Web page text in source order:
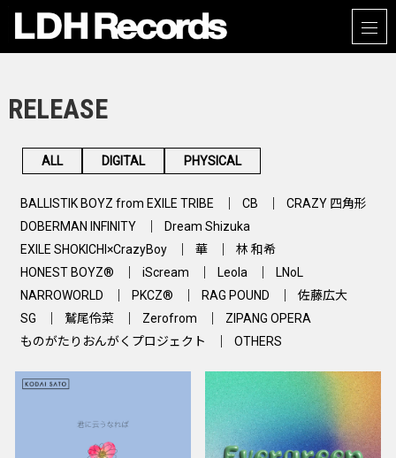
RELEASE
ALL DIGITAL PHYSICAL
BALLISTIK BOYZ from EXILE TRIBE CB
CRAZY 四角形
DOBERMAN INFINITY
Dream Shizuka
EXILE SHOKICHI×CrazyBoy
華
林 和希
HONEST BOYZ®
iScream Leola
LNoL
NARROWORLD
PKCZ® RAG POUND
佐藤広大
SG
鷲尾伶菜 Zerofrom
ZIPANG OPERA
ものがたりおんがくプロジェクト
OTHERS